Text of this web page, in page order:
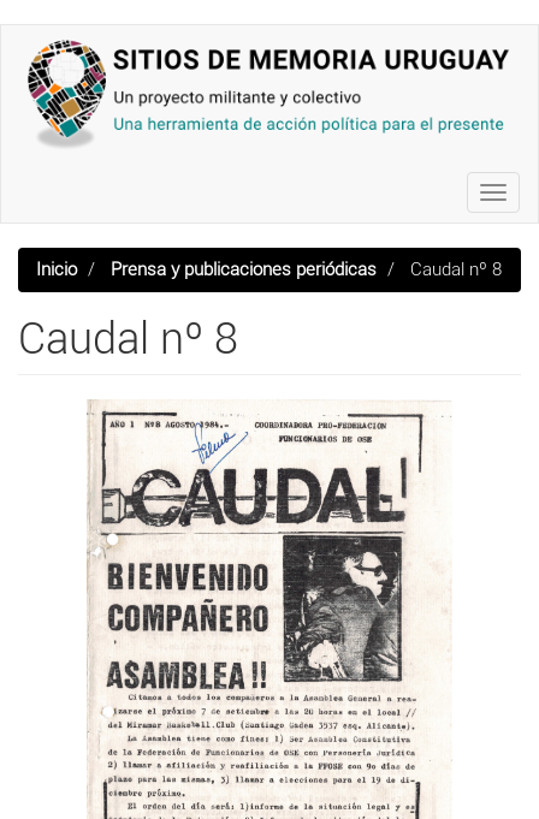
contenido
principal
Inicio Prensa y publicaciones periódicas Caudal nº 8
Caudal nº 8